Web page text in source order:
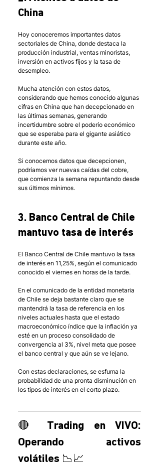
China
Hoy conoceremos importantes datos
sectoriales de China, donde destaca la
producción industrial, ventas minoristas,
inversión en activos fijos y la tasa de
desempleo.
Mucha atención con estos datos,
considerando que hemos conocido algunas
cifras en China que han decepcionado en
las últimas semanas, generando
incertidumbre sobre el poderío económico
que se esperaba para el gigante asiático
durante este año.
Si conocemos datos que decepcionen,
podríamos ver nuevas caídas del cobre,
que comienza la semana repuntando desde
sus últimos mínimos.
3. Banco Central de Chile
mantuvo tasa de interés
El Banco Central de Chile mantuvo la tasa
de interés en 11,25%, según el comunicado
conocido el viernes en horas de la tarde.
En el comunicado de la entidad monetaria
de Chile se deja bastante claro que se
mantendrá la tasa de referencia en los
niveles actuales hasta que el estado
macroeconómico índice que la inflación ya
esté en un proceso consolidado de
convergencia al 3%, nivel meta que posee
el banco central y que aún se ve lejano.
Con estas declaraciones, se esfuma la
probabilidad de una pronta disminución en
los tipos de interés en el corto plazo.
🔴 Trading en VIVO:
Operando activos
volátiles 📉📈